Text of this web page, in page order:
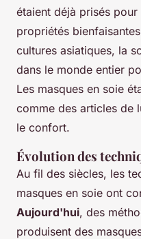
étaient déjà prisés
propriétés
cultures asiatiques, la
dans le monde entier
Les masques en soie
comme des articles de
le confort.
Évolution des
Au fil des siècles, les
masques en soie ont
Aujourd'hui, des
produisent des